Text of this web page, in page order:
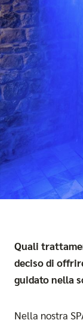
Quali
deciso di
guidato nella
Nella nostra